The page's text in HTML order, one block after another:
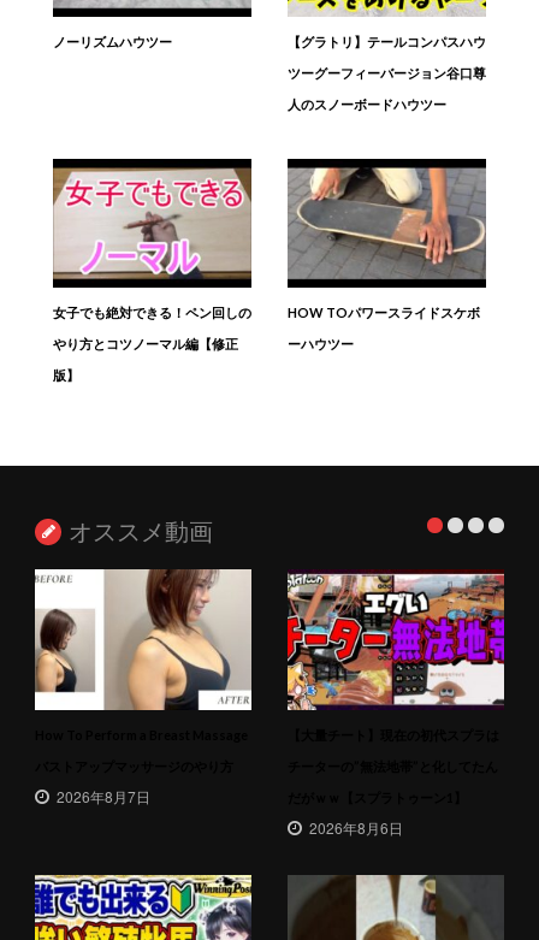
ノーリズムハウツー
【グラトリ】テールコンパスハウ
ツーグーフィーバージョン谷口尊
人のスノーボードハウツー
女子でも絶対できる！ペン回しの
やり方とコツノーマル編【修正
版】
HOW TOパワースライドスケボ
ーハウツー
オススメ動画
2026年8月7日
2026年8月6日